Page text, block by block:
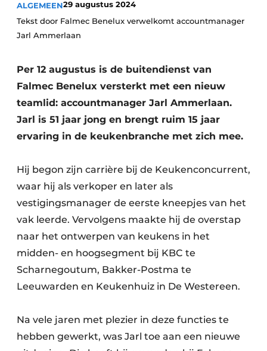
Privacy / Cookie statement
Vacature aanmelden
Video’s
Meubelbeslag & Kastindeling
ALGEMEEN29 augustus 2024
Tekst door Falmec Benelux verwelkomt accountmanager
Jarl Ammerlaan
Per 12 augustus is de buitendienst van
Falmec Benelux versterkt met een nieuw
teamlid: accountmanager Jarl Ammerlaan.
Jarl is 51 jaar jong en brengt ruim 15 jaar
ervaring in de keukenbranche met zich mee.
Hij begon zijn carrière bij de Keukenconcurrent,
waar hij als verkoper en later als
vestigingsmanager de eerste kneepjes van het
vak leerde. Vervolgens maakte hij de overstap
naar het ontwerpen van keukens in het
midden- en hoogsegment bij KBC te
Scharnegoutum, Bakker-Postma te
Leeuwarden en Keukenhuiz in De Westereen.
Na vele jaren met plezier in deze functies te
hebben gewerkt, was Jarl toe aan een nieuwe